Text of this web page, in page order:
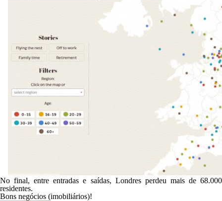
No final, entre entradas e saídas, Londres perdeu mais de 68.000
residentes.
Bons negócios (imobiliários)!